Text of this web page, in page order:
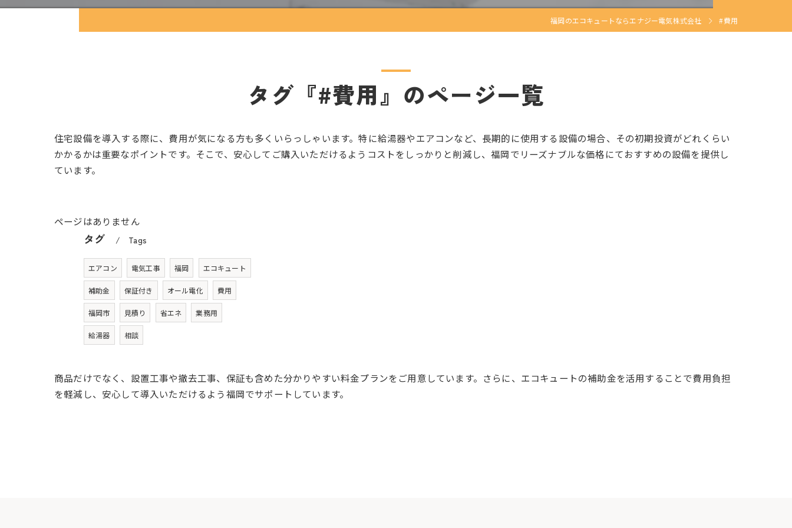
福岡のエコキュートならエナジー電気株式会社 #費用
タグ『#費用』のページ一覧
住宅設備を導入する際に、費用が気になる方も多くいらっしゃいます。特に給湯器やエアコンなど、長期的に使用する設備の場合、その初期投資がどれくらい
かかるかは重要なポイントです。そこで、安心してご購入いただけるようコストをしっかりと削減し、福岡でリーズナブルな価格にておすすめの設備を提供し
ています。
ページはありません
タグ Tags
エアコン 電気工事 福岡 エコキュート
補助金 保証付き オール電化 費用
福岡市 見積り 省エネ 業務用
給湯器 相談
商品だけでなく、設置工事や撤去工事、保証も含めた分かりやすい料金プランをご用意しています。さらに、エコキュートの補助金を活用することで費用負担
を軽減し、安心して導入いただけるよう福岡でサポートしています。